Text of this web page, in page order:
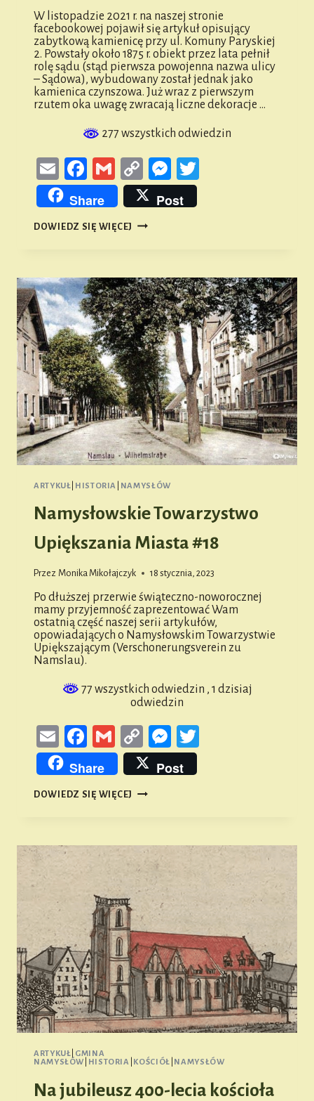
W listopadzie 2021 r. na naszej stronie
facebookowej pojawił się artykuł opisujący
zabytkową kamienicę przy ul. Komuny Paryskiej
2. Powstały około 1875 r. obiekt przez lata pełnił
rolę sądu (stąd pierwsza powojenna nazwa ulicy
– Sądowa), wybudowany został jednak jako
kamienica czynszowa. Już wraz z pierwszym
rzutem oka uwagę zwracają liczne dekoracje …
277 wszystkich odwiedzin
EmailFacebook
GmailCopy
Link
Messenger
Share Post
DOWIEDZ SIĘ WIĘCEJ MASONI
ARTYKUŁ HISTORIA NAMYSŁÓW
Namysłowskie Towarzystwo
Upiększania Miasta #18
Przez Monika Mikołajczyk 18 stycznia, 2023
Po dłuższej przerwie świąteczno-noworocznej
mamy przyjemność zaprezentować Wam
ostatnią część naszej serii artykułów,
opowiadających o Namysłowskim Towarzystwie
Upiększającym (Verschonerungsverein zu
Namslau).
77 wszystkich odwiedzin , 1 dzisiaj
odwiedzin
EmailFacebook
GmailCopy
Link
Messenger
Share Post
DOWIEDZ SIĘ WIĘCEJ NAMYSŁOWSKIE
ARTYKUŁ GMINA
NAMYSŁÓW
HISTORIA KOŚCIÓŁ NAMYSŁÓW
Na jubileusz 400-lecia kościoła